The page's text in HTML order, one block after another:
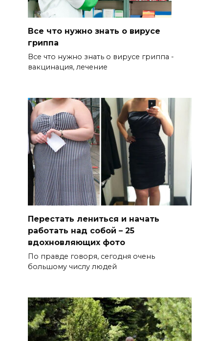
Все что нужно знать о вирусе
гриппа
Все что нужно знать о вирусе гриппа -
вакцинация, лечение
Перестать лениться и начать
работать над собой – 25
вдохновляющих фото
По правде говоря, сегодня очень
большому числу людей